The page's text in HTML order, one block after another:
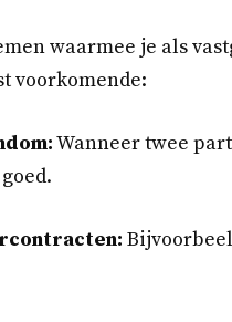
waarmee je als
voorkomende:
Wanneer twee